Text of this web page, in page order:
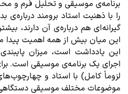
برنامه‌ی موسیقی و تحلیل فرم و
را با ذهنیت استاد برومند درباره
گیرانه ای هم درباره ی آن دارند،
این میان بیش از همه اهمیت پیدا
این یادداشت است، میزان
اجرای یک برنامه‌ی موسیقی است.
لزوماً کامل) با استاد و چهارچوب
موضوعات مختلف موسیقی